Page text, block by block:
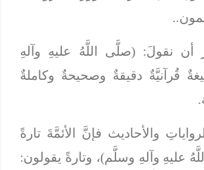
أن نقولَ: (صلَّى اللَّهُ عليهِ وآلهِ
قُرآنيَّةٌ دقيقةٌ وصحيحةٌ وكاملةٌ
والأحاديث فإنَّ الأئمَّةَ تارةً
عليهِ وآلهِ وسلَّم)، وتارةً يقولون: